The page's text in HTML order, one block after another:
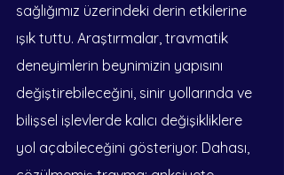
sağlığımız üzerindeki derin etkilerine
ışık tuttu. Araştırmalar, travmatik
deneyimlerin beynimizin yapısını
değiştirebileceğini, sinir yollarında ve
bilişsel işlevlerde kalıcı değişikliklere
yol açabileceğini gösteriyor. Dahası,